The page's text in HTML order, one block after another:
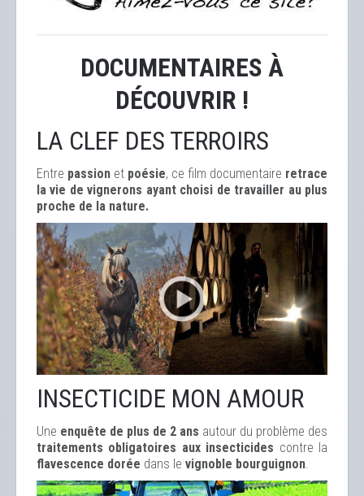
DOCUMENTAIRES À
DÉCOUVRIR !
LA CLEF DES TERROIRS
Entre passion et poésie, ce film documentaire retrace
la vie de vignerons ayant choisi de travailler au plus
proche de la nature.
INSECTICIDE MON AMOUR
Une enquête de plus de 2 ans autour du problème des
traitements obligatoires aux insecticides contre la
flavescence dorée dans le vignoble bourguignon